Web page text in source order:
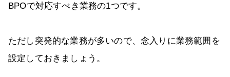
BPOで対応すべき業務の1つです。
ただし突発的な業務が多いので、念入りに業務範囲を
設定しておきましょう。